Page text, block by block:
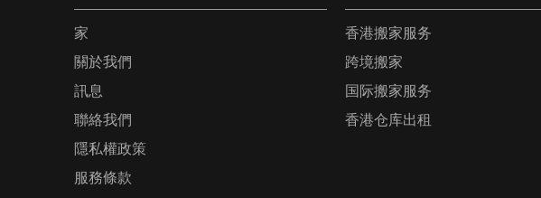
家
關於我們
訊息
聯絡我們
隱私權政策
服務條款
香港搬家服务
跨境搬家
国际搬家服务
香港仓库出租